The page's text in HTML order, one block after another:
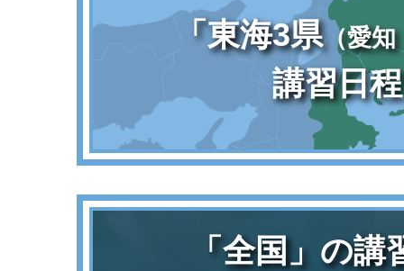
「東海3県（愛知
講習日
「全国」の